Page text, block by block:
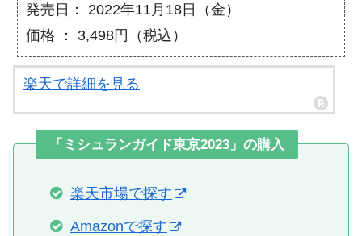
発売日： 2022年11月18日（金）
価格 ： 3,498円（税込）
楽天で詳細を見る
「ミシュランガイド東京2023」の購入
楽天市場で探す
Amazonで探す